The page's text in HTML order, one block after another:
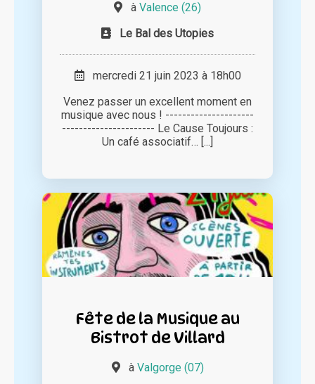
à Valence (26)
Le Bal des Utopies
mercredi 21 juin 2023 à 18h00
Venez passer un excellent moment en
musique avec nous ! ---------------------
---------------------- Le Cause Toujours :
Un café associatif… [...]
Fête de la Musique au
Bistrot de Villard
à Valgorge (07)